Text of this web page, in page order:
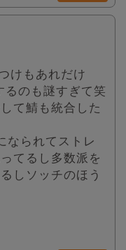
けもあれだけ
るのも謎すぎて笑
て鯖も統合した
なられてストレ
てるし多数派を
しソッチのほう